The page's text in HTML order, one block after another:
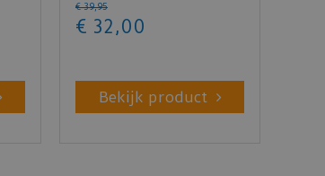
€ 39,95
€ 32 ,00
Bekijk product